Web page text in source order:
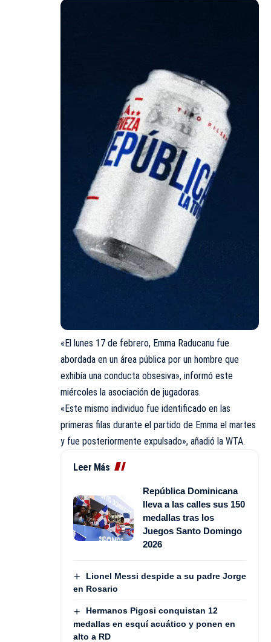
«El lunes 17 de febrero, Emma Raducanu fue
abordada en un área pública por un hombre que
exhibía una conducta obsesiva», informó este
miércoles la asociación de jugadoras.
«Este mismo individuo fue identificado en las
primeras filas durante el partido de Emma el martes
y fue posteriormente expulsado», añadió la WTA.
Leer Más
República Dominicana
lleva a las calles sus 150
medallas tras los
Juegos Santo Domingo
2026
Lionel Messi despide a su padre Jorge
en Rosario
Hermanos Pigosi conquistan 12
medallas en esquí acuático y ponen en
alto a RD